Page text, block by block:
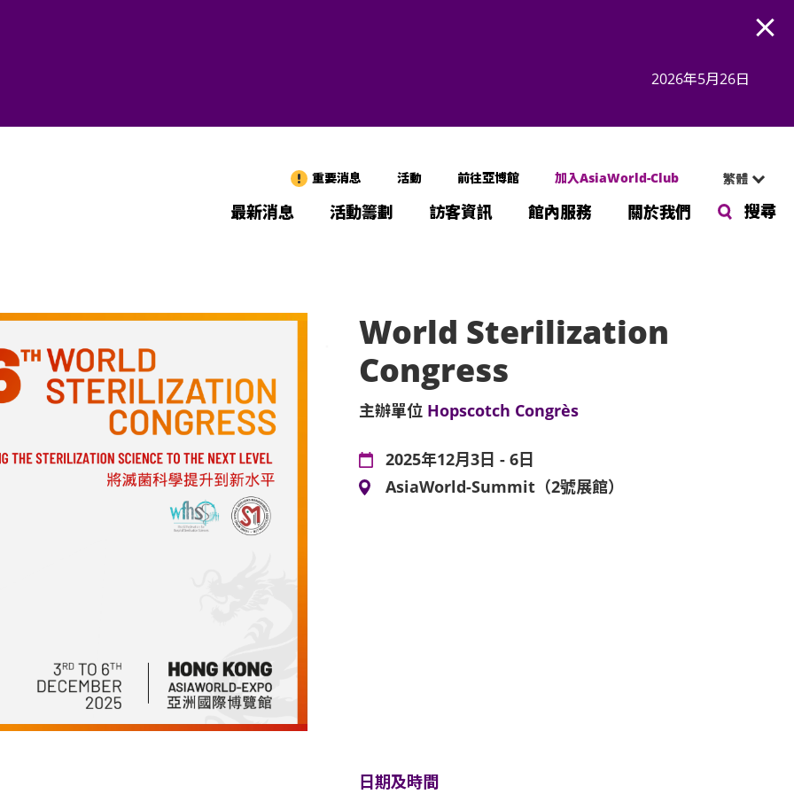
2026年5月26日
重要消息 活動 前往亞博館 加入AsiaWorld-Club 繁體
最新消息 活動籌劃 訪客資訊 館內服務 關於我們 搜尋
World Sterilization
Congress
主辦單位 Hopscotch Congrès
2025年12月3日 - 6日
AsiaWorld-Summit（2號展館）
日期及時間